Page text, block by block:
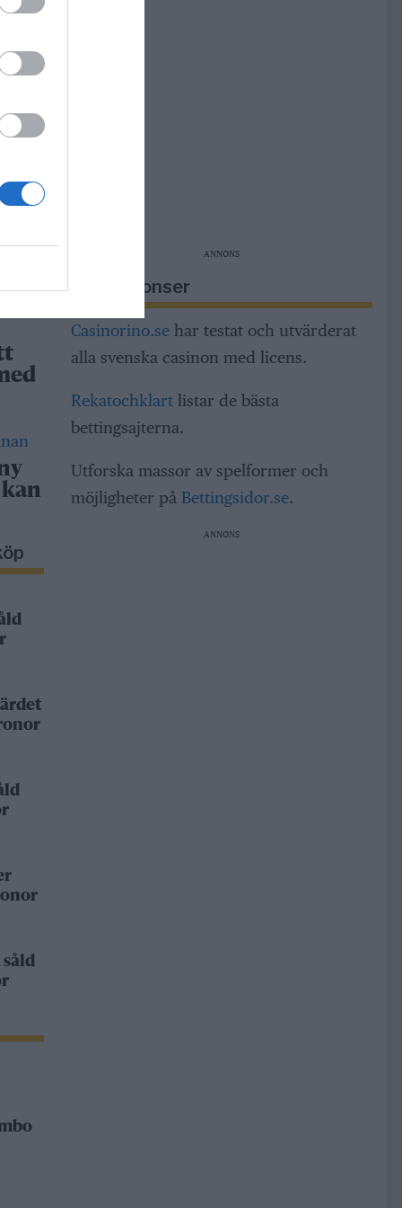
kan
såld
ANNONS
Riksannonser
Casinorino.sehar testat och utvärderat
alla svenska casinon med licens.
Rekatochklartlistar de bästa
bettingsajterna.
Utforska massor av spelformer och
möjligheter på Bettingsidor.se.
ANNONS